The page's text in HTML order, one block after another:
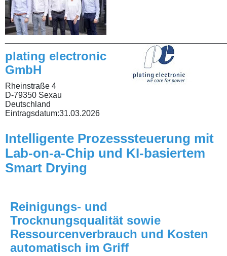
plating electronic
GmbH
Rheinstraße 4
D-79350 Sexau
Deutschland
Eintragsdatum:31.03.2026
Intelligente Prozesssteuerung mit
Lab-on-a-Chip und KI-basiertem
Smart Drying
Reinigungs- und
Trocknungsqualität sowie
Ressourcenverbrauch und Kosten
automatisch im Griff